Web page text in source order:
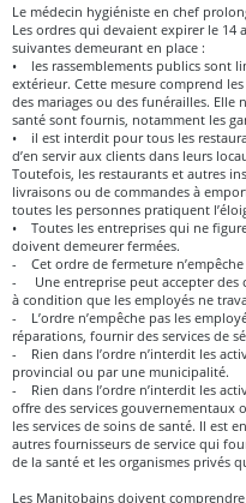
Le médecin hygiéniste en chef
Les ordres qui devaient expirer le 14
suivantes demeurant en place :
• les rassemblements publics sont
extérieur. Cette mesure comprend
des mariages ou des funérailles. Elle
santé sont fournis, notamment les
• il est interdit pour tous les
d’en servir aux clients dans leurs
Toutefois, les restaurants et autres
livraisons ou de commandes à
toutes les personnes pratiquent
• Toutes les entreprises qui ne
doivent demeurer fermées.
- Cet ordre de fermeture
- Une entreprise peut accepter des
à condition que les employés ne
- L’ordre n’empêche pas les
réparations, fournir des services de
- Rien dans l’ordre n’interdit les
provincial ou par une municipalité.
- Rien dans l’ordre n’interdit les
offre des services gouvernementaux
les services de soins de santé. Il est
autres fournisseurs de service qui
de la santé et les organismes privés
Les Manitobains doivent